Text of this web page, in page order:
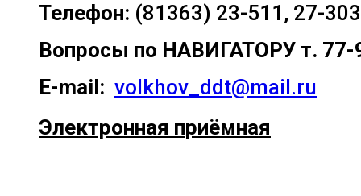
Телефон: (81363) 23-511, 27-303
Вопросы по НАВИГАТОРУ т. 77-
E-mail: volkhov_ddt@mail.ru
Электронная приёмная